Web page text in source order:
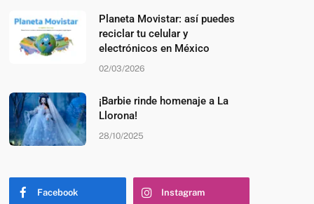
Planeta Movistar: así puedes
reciclar tu celular y
electrónicos en México
02/03/2026
¡Barbie rinde homenaje a La
Llorona!
28/10/2025
Facebook Instagram